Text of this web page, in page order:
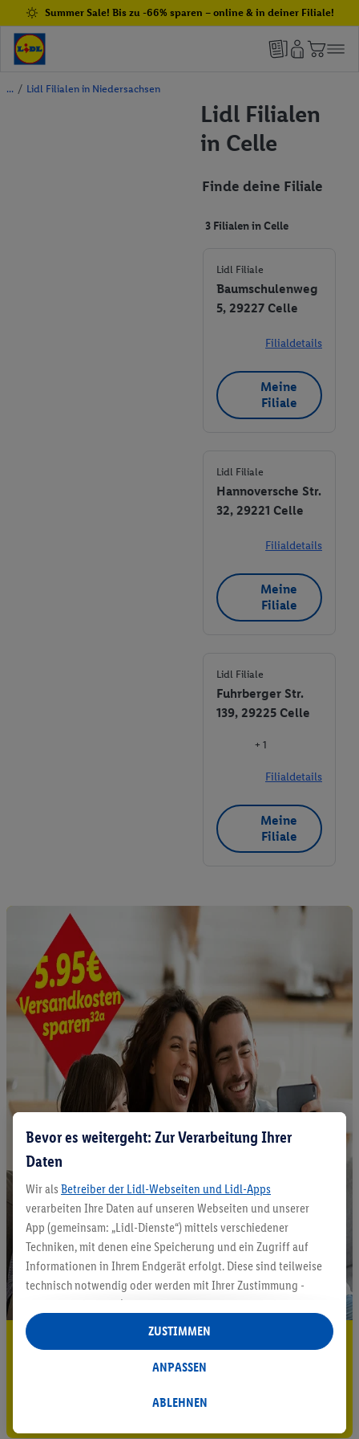
Summer Sale! Bis zu -66% sparen – online & in deiner Filiale!
/ Lidl Filialen in Niedersachsen
Lidl Filialen
in Celle
Finde deine Filiale
3 Filialen in Celle
Lidl Filiale
Baumschulenweg
5, 29227 Celle
Filialdetails
Meine
Filiale
Lidl Filiale
Hannoversche Str.
32, 29221 Celle
Filialdetails
Meine
Filiale
Lidl Filiale
Fuhrberger Str.
139, 29225 Celle
+ 1
Filialdetails
Meine
Filiale
5.95 € Versand sparen³²ᵃ
Jetzt zum Newsletter anmelden
Gutschein sichern!
Bevor es weitergeht: Zur Verarbeitung Ihrer
Daten
Wir als Betreiber der Lidl-Webseiten und Lidl-Apps
verarbeiten Ihre Daten auf unseren Webseiten und unserer
App (gemeinsam: „Lidl-Dienste“) mittels verschiedener
Techniken, mit denen eine Speicherung und ein Zugriff auf
Informationen in Ihrem Endgerät erfolgt. Diese sind teilweise
technisch notwendig oder werden mit Ihrer Zustimmung -
auch durch Partner (u.a.
Verantwortliche; im Zusammenhang mit dem IAB TCF
insgesamt
Statistik-Erstellung oder für personalisierte Werbung
Datenverarbeitungen für personalisierte Werbung werden
ABLEHNEN
ANPASSEN
ZUSTIMMEN